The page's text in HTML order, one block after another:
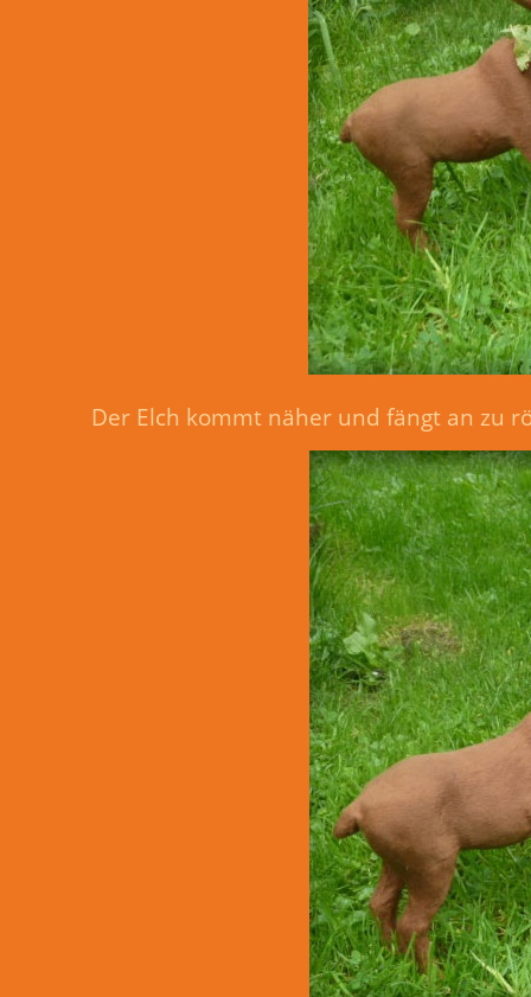
Der Elch kommt näher und fängt an zu